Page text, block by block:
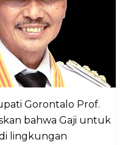
Gorontalo Prof.
bahwa Gaji untuk
lingkungan